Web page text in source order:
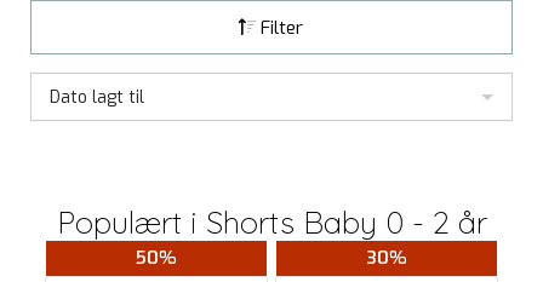
Filter
Dato lagt til
Populært i Shorts Baby 0 - 2 år
50% 30%